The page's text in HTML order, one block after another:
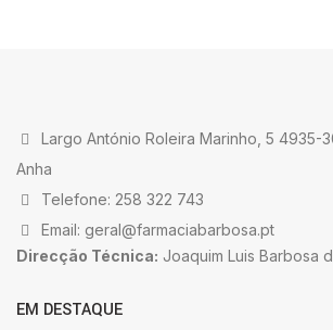
Largo António Roleira Marinho, 5 4935-
Anha
Telefone: 258 322 743
Email: geral@farmaciabarbosa.pt
Direcção Técnica: Joaquim Luis Barbosa
EM DESTAQUE